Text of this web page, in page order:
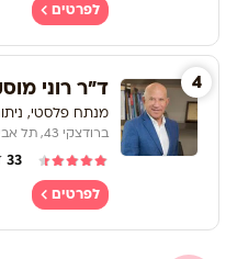
לפרטים
ד"ר רוני
מנתח פלסטי,
ברודצקי 43, תל אביב
33
4
לפרטים